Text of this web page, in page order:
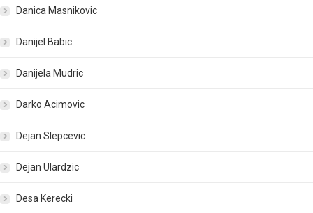
Danica Masnikovic
Danijel Babic
Danijela Mudric
Darko Acimovic
Dejan Slepcevic
Dejan Ulardzic
Desa Kerecki